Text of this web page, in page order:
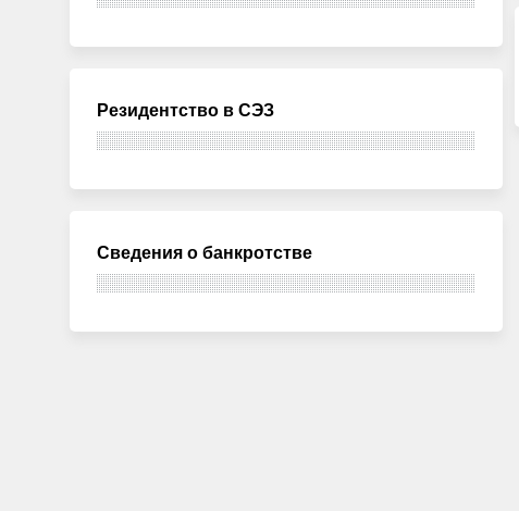
Резидентство в СЭЗ
Сведения о банкротстве